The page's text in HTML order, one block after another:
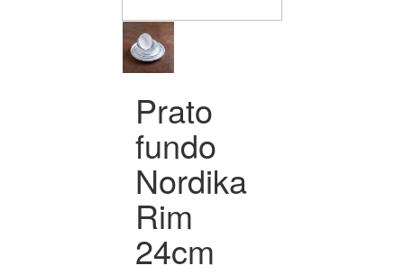
Prato
fundo
Nordika
Rim
24cm